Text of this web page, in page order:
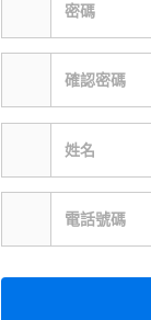
密碼
確認密碼
姓名
電話號碼